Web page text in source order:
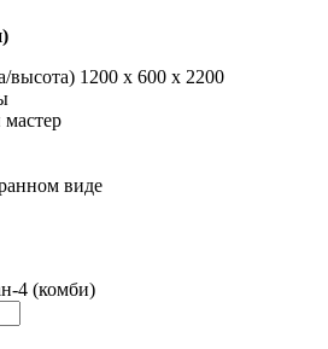
высота) 1200 x 600 x 2200
виде
4 (комби)